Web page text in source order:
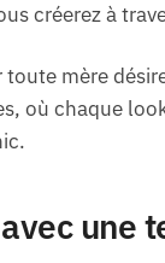
créerez à
mère
où chaque
une